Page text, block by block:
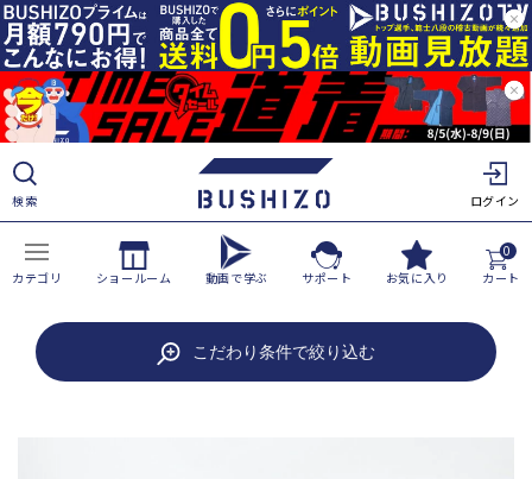
ツ
に
進
む
検索 ログイン
カテゴリ ショールーム 動画で学ぶ サポート お気に入り
0
カート
こだわり条件で絞り込む
商